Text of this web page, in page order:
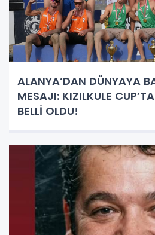
ALANYA’DAN DÜNYAYA
MESAJI: KIZILKULE
BELLİ OLDU!